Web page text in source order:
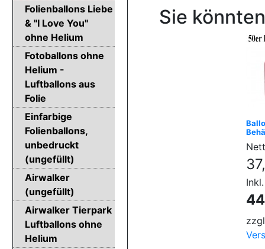
Sie
Folienballons Liebe
& "I Love You"
ohne Helium
Fotoballons ohne
Helium -
Luftballons aus
Folie
Einfarbige
Folienballons,
unbedruckt
(ungefüllt)
Airwalker
(ungefüllt)
Airwalker Tierpark
Luftballons ohne
Helium